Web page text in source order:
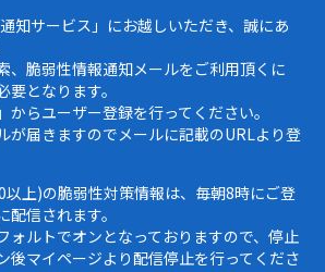
知サービス」にお越しいただき、誠にあ
、脆弱性情報通知メールをご利用頂くに
となります。
からユーザー登録を行ってください。
が届きますのでメールに記載のURLより登
以上)の脆弱性対策情報は、毎朝8時にご登
信されます。
ォルトでオンとなっておりますので、停止
後マイページより配信停止を行ってくださ